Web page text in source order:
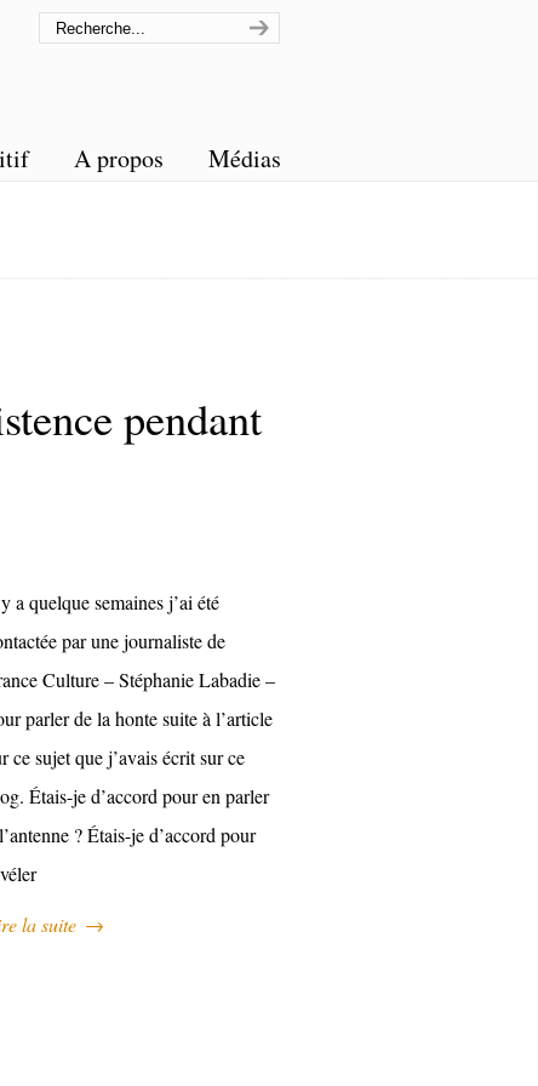
A propos Médias
pendant
a quelque semaines j’ai été
par une journaliste de
Culture – Stéphanie Labadie –
parler de la honte suite à l’article
ce sujet que j’avais écrit sur ce
Étais-je d’accord pour en parler
? Étais-je d’accord pour
la suite →